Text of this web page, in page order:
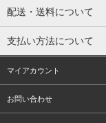
配送・送料について
支払い方法について
マイアカウント
お問い合わせ